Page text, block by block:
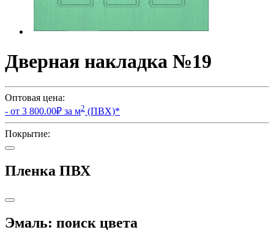
Дверная накладка №19
Оптовая цена:
- от 3 800.00₽ за м2 (ПВХ)*
Покрытие:
Пленка ПВХ
Эмаль: поиск цвета